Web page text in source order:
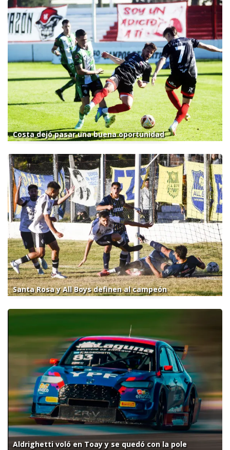
Costa dejó pasar una buena oportunidad
Santa Rosa y All Boys definen al campeón
Aldrighetti voló en Toay y se quedó con la pole